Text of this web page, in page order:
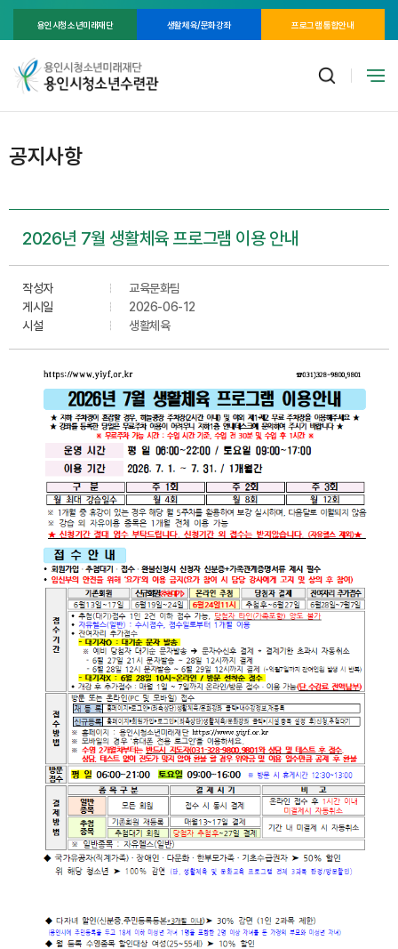
용인시청소년미래재단 생활체육/문화강좌 프로그램 통합안내
공지사항
2026년 7월 생활체육 프로그램 이용 안내
작성자
교육문화팀
게시일
2026-06-12
시설
생활체육